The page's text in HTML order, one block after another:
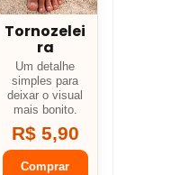
Tornozelei
ra
Um detalhe
simples para
deixar o visual
mais bonito.
R$ 5,90
Comprar